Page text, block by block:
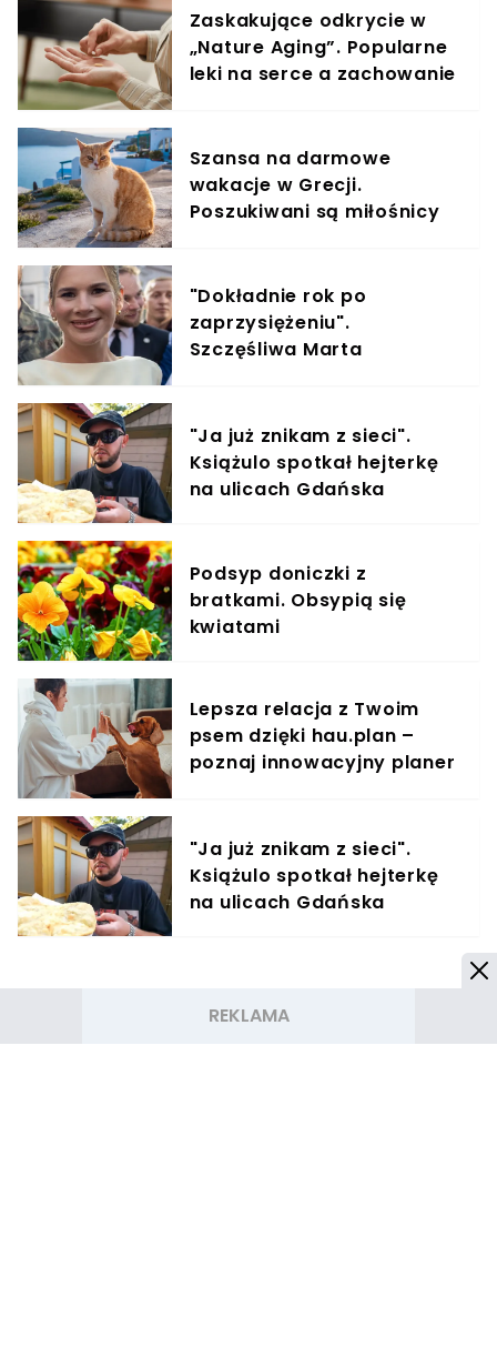
Zaskakujące odkrycie w
„Nature Aging”. Popularne
leki na serce a zachowanie
Szansa na darmowe
wakacje w Grecji.
Poszukiwani są miłośnicy
"Dokładnie rok po
zaprzysiężeniu".
Szczęśliwa Marta
"Ja już znikam z sieci".
Książulo spotkał hejterkę
na ulicach Gdańska
Podsyp doniczki z
bratkami. Obsypią się
kwiatami
Lepsza relacja z Twoim
psem dzięki hau.plan –
poznaj innowacyjny planer
"Ja już znikam z sieci".
Książulo spotkał hejterkę
na ulicach Gdańska